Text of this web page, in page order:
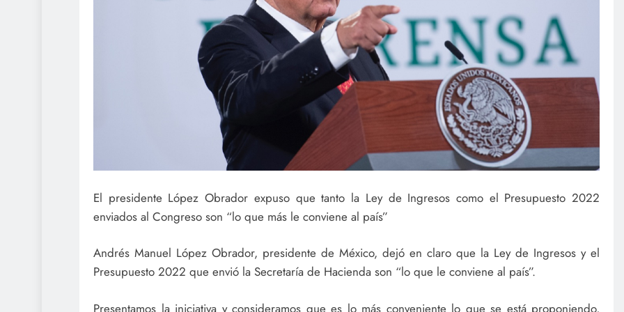
El presidente López Obrador expuso que tanto la Ley de Ingresos como el Presupuesto 2022
enviados al Congreso son “lo que más le conviene al país”
Andrés Manuel López Obrador, presidente de México, dejó en claro que la Ley de Ingresos y el
Presupuesto 2022 que envió la Secretaría de Hacienda son “lo que le conviene al país”.
Presentamos la iniciativa y consideramos que es lo más conveniente lo que se está proponiendo,